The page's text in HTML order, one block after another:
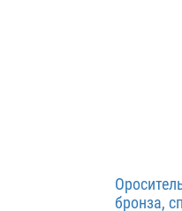
бронза,